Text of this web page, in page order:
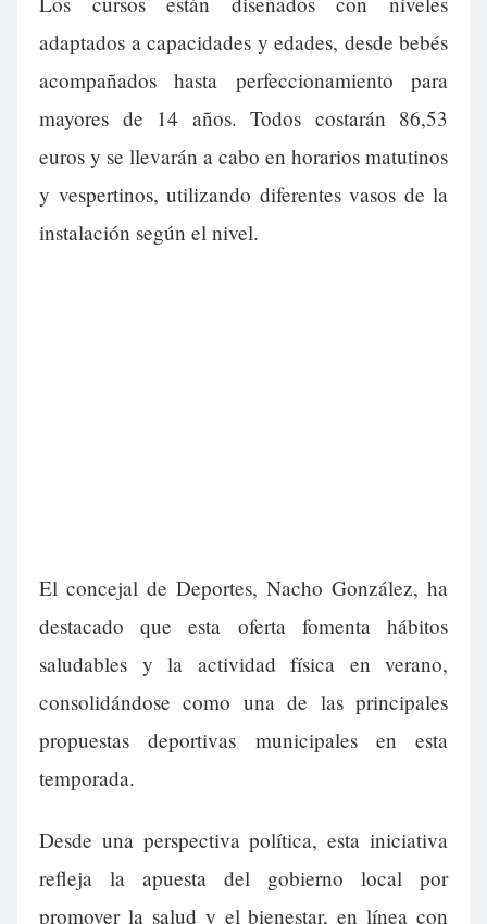
adaptados a capacidades y edades, desde bebés
acompañados hasta perfeccionamiento para
mayores de 14 años. Todos costarán 86,53
euros y se llevarán a cabo en horarios matutinos
y vespertinos, utilizando diferentes vasos de la
instalación según el nivel.
El concejal de Deportes, Nacho González, ha
destacado que esta oferta fomenta hábitos
saludables y la actividad física en verano,
consolidándose como una de las principales
propuestas deportivas municipales en esta
temporada.
Desde una perspectiva política, esta iniciativa
refleja la apuesta del gobierno local por
promover la salud y el bienestar, en línea con